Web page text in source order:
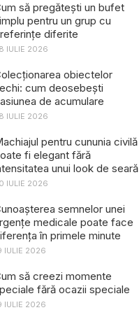
să pregătești un bufet
pentru un grup cu
diferite
IULIE 2026
obiectelor
cum deosebești
de acumulare
IULIE 2026
pentru cununia civilă
fi elegant fără
unui look de seară
IULIE 2026
semnelor unei
medicale poate face
în primele minute
IULIE 2026
să creezi momente
fără ocazii speciale
IULIE 2026